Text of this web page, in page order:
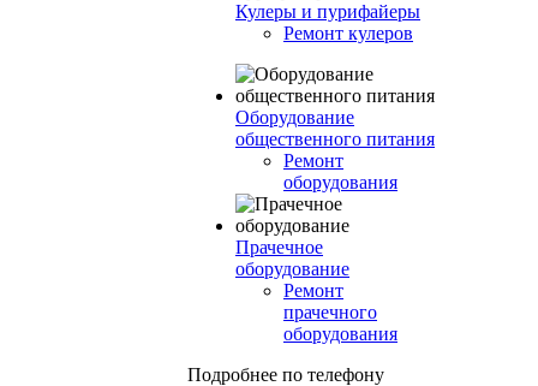
Кулеры и пурифайеры
Ремонт кулеров
Оборудование
общественного питания
Ремонт
оборудования
Прачечное
оборудование
Ремонт
прачечного
оборудования
Подробнее по телефону